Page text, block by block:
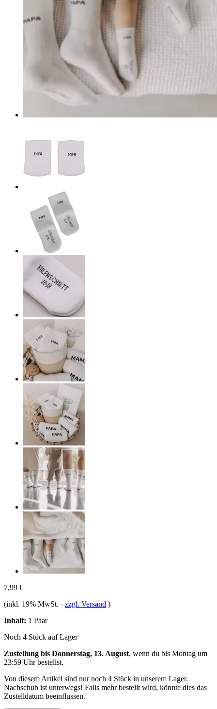
7,99 €
(inkl. 19% MwSt. - zzgl. Versand )
Inhalt: 1 Paar
Noch 4 Stück auf Lager
Zustellung bis Donnerstag, 13. August, wenn du bis Montag um
23:59 Uhrbestellst.
Von diesem Artikel sind nur noch 4 Stück in unserem Lager.
Nachschub ist unterwegs! Falls mehr bestellt wird, könnte dies das
Zustelldatum beeinflussen.